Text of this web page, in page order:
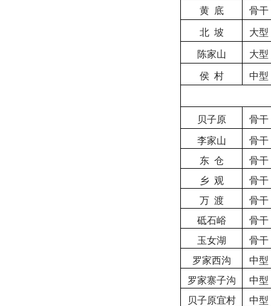
黄 底 骨干
北 坡 大型
陈家山 大型
侯 村 中型
贝子原 骨干
李家山
骨干
东 仓
骨干
乡 观
骨干
万 渡
骨干
砥石峪
骨干
玉女湖
骨干
罗家西沟
中型
罗家寨子沟
中型
贝子原宜村
中型